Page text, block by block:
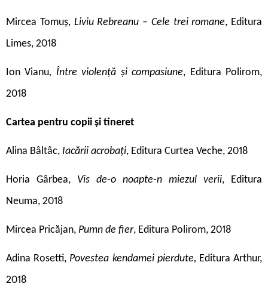
Mircea Tomuș, Liviu Rebreanu – Cele trei romane, Editura
Limes, 2018
Ion Vianu, Între violență și compasiune, Editura Polirom,
2018
Cartea pentru copii și tineret
Alina Bâltâc, Iacării acrobați, Editura Curtea Veche, 2018
Horia Gârbea, Vis de-o noapte-n miezul verii, Editura
Neuma, 2018
Mircea Pricăjan, Pumn de fier, Editura Polirom, 2018
Adina Rosetti, Povestea kendamei pierdute, Editura Arthur,
2018